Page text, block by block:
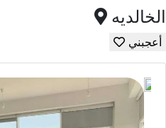
الخالديه
أعجبني